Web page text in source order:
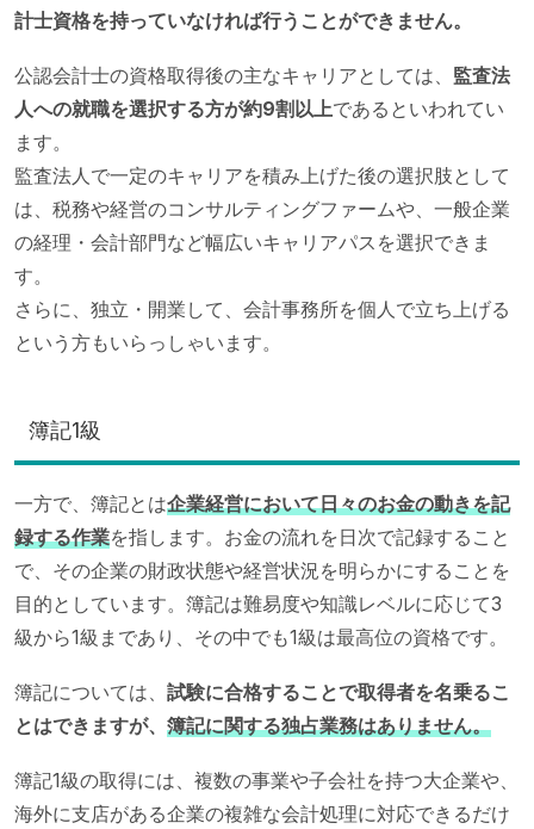
計士資格を持っていなければ行うことができません。
公認会計士の資格取得後の主なキャリアとしては、 監査法
人への就職を選択する方が約9割以上であるといわれてい
ます。
監査法人で一定のキャリアを積み上げた後の選択肢として
は、税務や経営のコンサルティングファームや、一般企業
の経理・会計部門など幅広いキャリアパスを選択できま
す。
さらに、独立・開業して、会計事務所を個人で立ち上げる
という方もいらっしゃいます。
簿記1級
一方で、簿記とは企業経営において日々のお金の動きを記
録する作業を指します。お金の流れを日次で記録すること
で、その企業の財政状態や経営状況を明らかにすることを
目的としています。簿記は難易度や知識レベルに応じて3
級から1級まであり、その中でも1級は最高位の資格です。
簿記については、 試験に合格することで取得者を名乗るこ
とはできますが、 簿記に関する独占業務はありません。
簿記1級の取得には、複数の事業や子会社を持つ大企業や、
海外に支店がある企業の複雑な会計処理に対応できるだけ